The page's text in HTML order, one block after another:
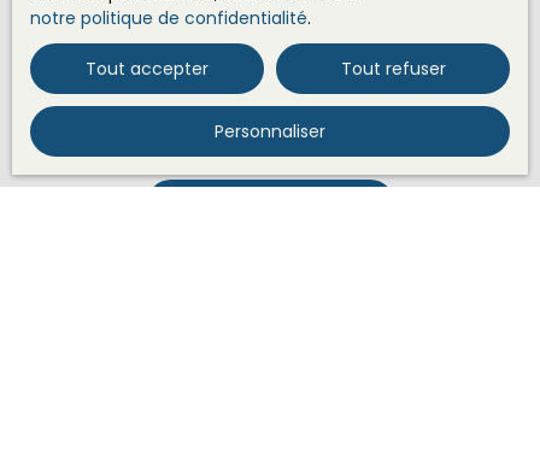
BLOIS CEDEX.
Pour en savoir plus sur le traitement de vos
données personnelles, veuillez consulter notre
politique de confidentialité.
notre politique de confidentialité.
Tout accepter Tout refuser
Personnaliser